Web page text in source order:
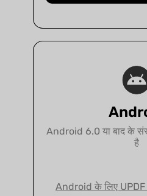
Android 6.0 या बाद के
है
Android के लिए UPDF